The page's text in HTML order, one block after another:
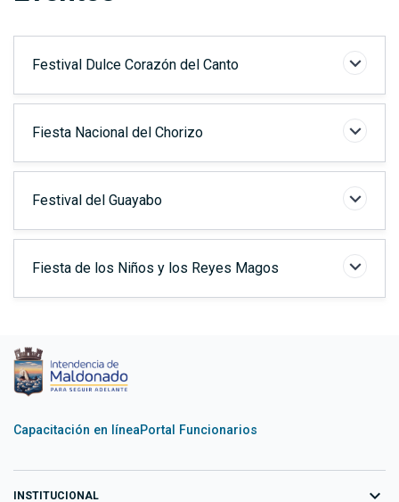
Festival Dulce Corazón del Canto
Fiesta Nacional del Chorizo
Festival del Guayabo
Fiesta de los Niños y los Reyes Magos
Capacitación en líneaPortal Funcionarios
INSTITUCIONAL expand_more